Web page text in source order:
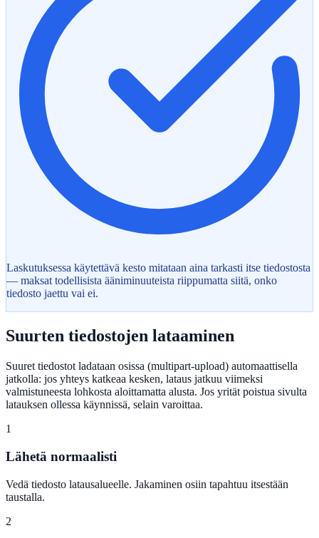
Laskutuksessa käytettävä kesto mitataan aina tarkasti itse tiedostosta
— maksat todellisista ääniminuuteista riippumatta siitä, onko
tiedosto jaettu vai ei.
Suurten tiedostojen lataaminen
Suuret tiedostot ladataan osissa (multipart-upload) automaattisella
jatkolla: jos yhteys katkeaa kesken, lataus jatkuu viimeksi
valmistuneesta lohkosta aloittamatta alusta. Jos yrität poistua sivulta
latauksen ollessa käynnissä, selain varoittaa.
1
Lähetä normaalisti
Vedä tiedosto latausalueelle. Jakaminen osiin tapahtuu itsestään
taustalla.
2